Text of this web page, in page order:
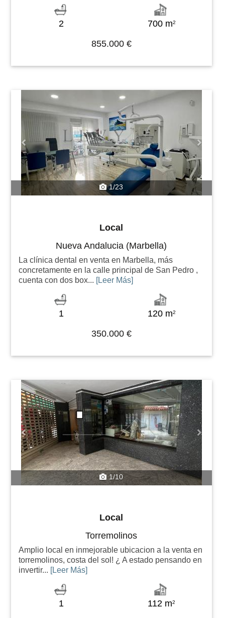
2 700 m2
855.000 €
1/23
Previous
Local
Nueva Andalucia (Marbella)
La clínica dental en venta en Marbella, más
concretamente en la calle principal de San Pedro ,
cuenta con dos box... [Leer Más]
1 120 m2
350.000 €
1/10
Previous Next
Local
Torremolinos
Amplio local en inmejorable ubicacion a la venta en
torremolinos, costa del sol! ¿ A estado pensando en
invertir... [Leer Más]
1 112 m2